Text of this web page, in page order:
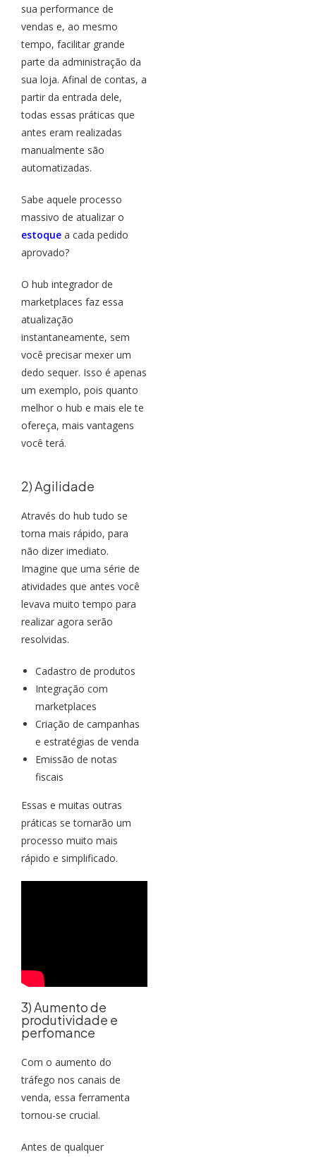
sua performance de
vendas e, ao mesmo
tempo, facilitar grande
parte da administração da
sua loja. Afinal de contas, a
partir da entrada dele,
todas essas práticas que
antes eram realizadas
manualmente são
automatizadas.
Sabe aquele processo
massivo de atualizar o
estoque a cada pedido
aprovado?
O hub integrador de
marketplaces faz essa
atualização
instantaneamente, sem
você precisar mexer um
dedo sequer. Isso é apenas
um exemplo, pois quanto
melhor o hub e mais ele te
ofereça, mais vantagens
você terá.
2) Agilidade
Através do hub tudo se
torna mais rápido, para
não dizer imediato.
Imagine que uma série de
atividades que antes você
levava muito tempo para
realizar agora serão
resolvidas.
Cadastro de produtos
Integração com
marketplaces
Criação de campanhas
e estratégias de venda
Emissão de notas
fiscais
Essas e muitas outras
práticas se tornarão um
processo muito mais
rápido e simplificado.
3) Aumento de
produtividade e
perfomance
Com o aumento do
tráfego nos canais de
venda, essa ferramenta
tornou-se crucial.
Antes de qualquer